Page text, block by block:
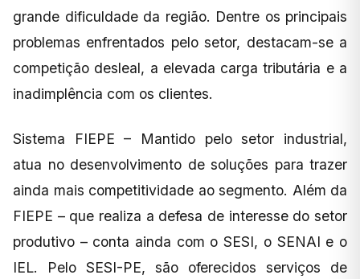
grande dificuldade da região. Dentre os principais
problemas enfrentados pelo setor, destacam-se a
competição desleal, a elevada carga tributária e a
inadimplência com os clientes.
Sistema FIEPE – Mantido pelo setor industrial,
atua no desenvolvimento de soluções para trazer
ainda mais competitividade ao segmento. Além da
FIEPE – que realiza a defesa de interesse do setor
produtivo – conta ainda com o SESI, o SENAI e o
IEL. Pelo SESI-PE, são oferecidos serviços de